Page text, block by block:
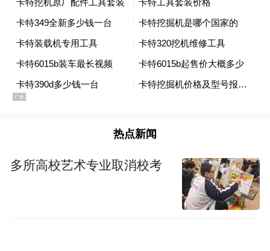
龙虎山的“绝”，从来不止于自然地貌，更是
中华道文化与古越文明的深度交响，是两千
余年文脉的绵延传承。这片土地上，泸溪河
天然太极图暗合道家哲思，古越崖墓承载先
秦智慧，道宗绝圣、古越绝唱、阴阳绝妙，
共同构筑起独一无二的文化内核。
热点新闻
多所高校艺术专业取消校考